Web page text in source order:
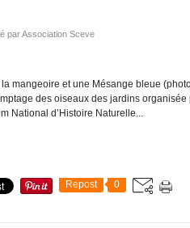
par Association Sceve
mangeoire et une Mésange bleue
des oiseaux des jardins
National d’Histoire Naturelle...
Repost 0